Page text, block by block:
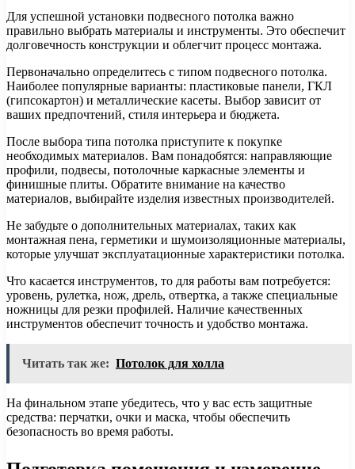
Для успешной установки подвесного потолка важно
правильно выбрать материалы и инструменты. Это обеспечит
долговечность конструкции и облегчит процесс монтажа.
Первоначально определитесь с типом подвесного потолка.
Наиболее популярные варианты: пластиковые панели, ГКЛ
(гипсокартон) и металлические касеты. Выбор зависит от
ваших предпочтений, стиля интерьера и бюджета.
После выбора типа потолка приступите к покупке
необходимых материалов. Вам понадобятся: направляющие
профили, подвесы, потолочные каркасные элементы и
финишные плиты. Обратите внимание на качество
материалов, выбирайте изделия известных производителей.
Не забудьте о дополнительных материалах, таких как
монтажная пена, герметики и шумоизоляционные материалы,
которые улучшат эксплуатационные характеристики потолка.
Что касается инструментов, то для работы вам потребуется:
уровень, рулетка, нож, дрель, отвертка, а также специальные
ножницы для резки профилей. Наличие качественных
инструментов обеспечит точность и удобство монтажа.
Читать так же: Потолок для холла
На финальном этапе убедитесь, что у вас есть защитные
средства: перчатки, очки и маска, чтобы обеспечить
безопасность во время работы.